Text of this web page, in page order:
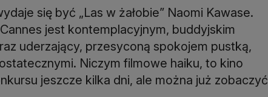
się być „Las w żałobie” Naomi Kawase.
jest kontemplacyjnym, buddyjskim
uderzający, przesyconą spokojem pustką,
Niczym filmowe haiku, to kino
jeszcze kilka dni, ale można już zobaczyć